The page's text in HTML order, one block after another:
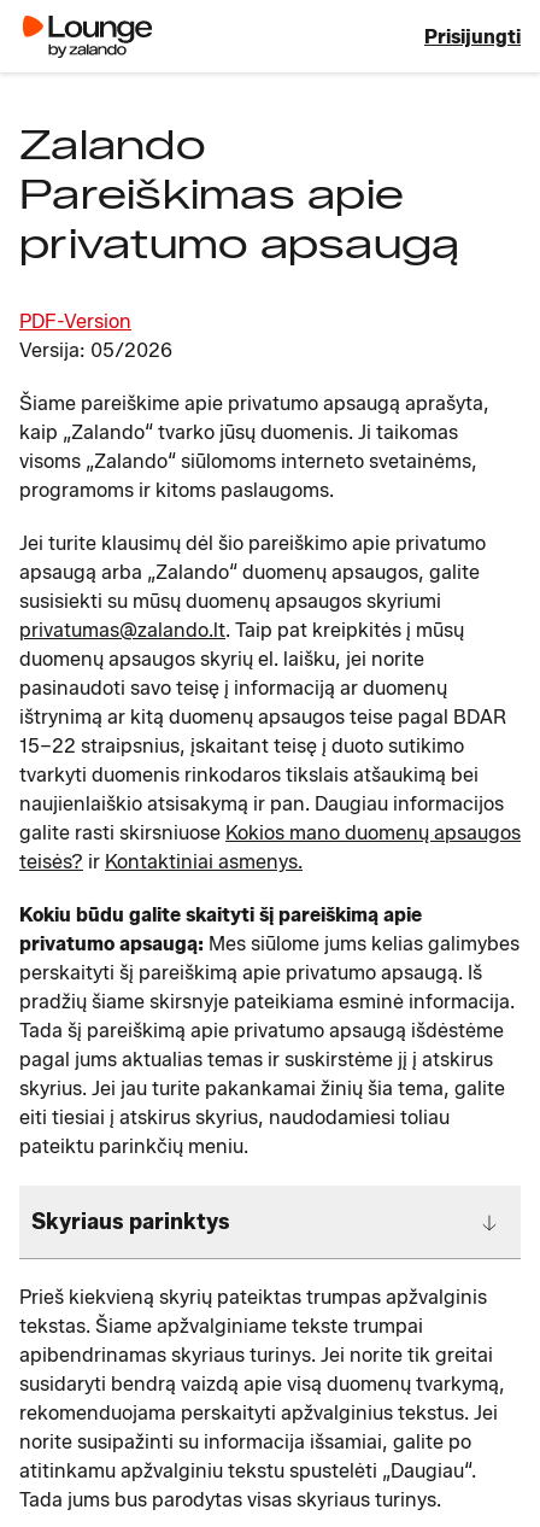
Prisijungti
Zalando
Pareiškimas apie
privatumo apsaugą
PDF-Version
Versija: 05/2026
Šiame pareiškime apie privatumo apsaugą aprašyta,
kaip „Zalando“ tvarko jūsų duomenis. Ji taikomas
visoms „Zalando“ siūlomoms interneto svetainėms,
programoms ir kitoms paslaugoms.
Jei turite klausimų dėl šio pareiškimo apie privatumo
apsaugą arba „Zalando“ duomenų apsaugos, galite
susisiekti su mūsų duomenų apsaugos skyriumi
privatumas@zalando.lt. Taip pat kreipkitės į mūsų
duomenų apsaugos skyrių el. laišku, jei norite
pasinaudoti savo teisę į informaciją ar duomenų
ištrynimą ar kitą duomenų apsaugos teise pagal BDAR
15–22 straipsnius, įskaitant teisę į duoto sutikimo
tvarkyti duomenis rinkodaros tikslais atšaukimą bei
naujienlaiškio atsisakymą ir pan. Daugiau informacijos
galite rasti skirsniuose Kokios mano duomenų apsaugos
teisės? ir Kontaktiniai asmenys.
Kokiu būdu galite skaityti šį pareiškimą apie
privatumo apsaugą: Mes siūlome jums kelias galimybes
perskaityti šį pareiškimą apie privatumo apsaugą. Iš
pradžių šiame skirsnyje pateikiama esminė informacija.
Tada šį pareiškimą apie privatumo apsaugą išdėstėme
pagal jums aktualias temas ir suskirstėme jį į atskirus
skyrius. Jei jau turite pakankamai žinių šia tema, galite
eiti tiesiai į atskirus skyrius, naudodamiesi toliau
pateiktu parinkčių meniu.
Skyriaus parinktys
Prieš kiekvieną skyrių pateiktas trumpas apžvalginis
tekstas. Šiame apžvalginiame tekste trumpai
apibendrinamas skyriaus turinys. Jei norite tik greitai
susidaryti bendrą vaizdą apie visą duomenų tvarkymą,
rekomenduojama perskaityti apžvalginius tekstus. Jei
norite susipažinti su informacija išsamiai, galite po
atitinkamu apžvalginiu tekstu spustelėti „Daugiau“.
Tada jums bus parodytas visas skyriaus turinys.